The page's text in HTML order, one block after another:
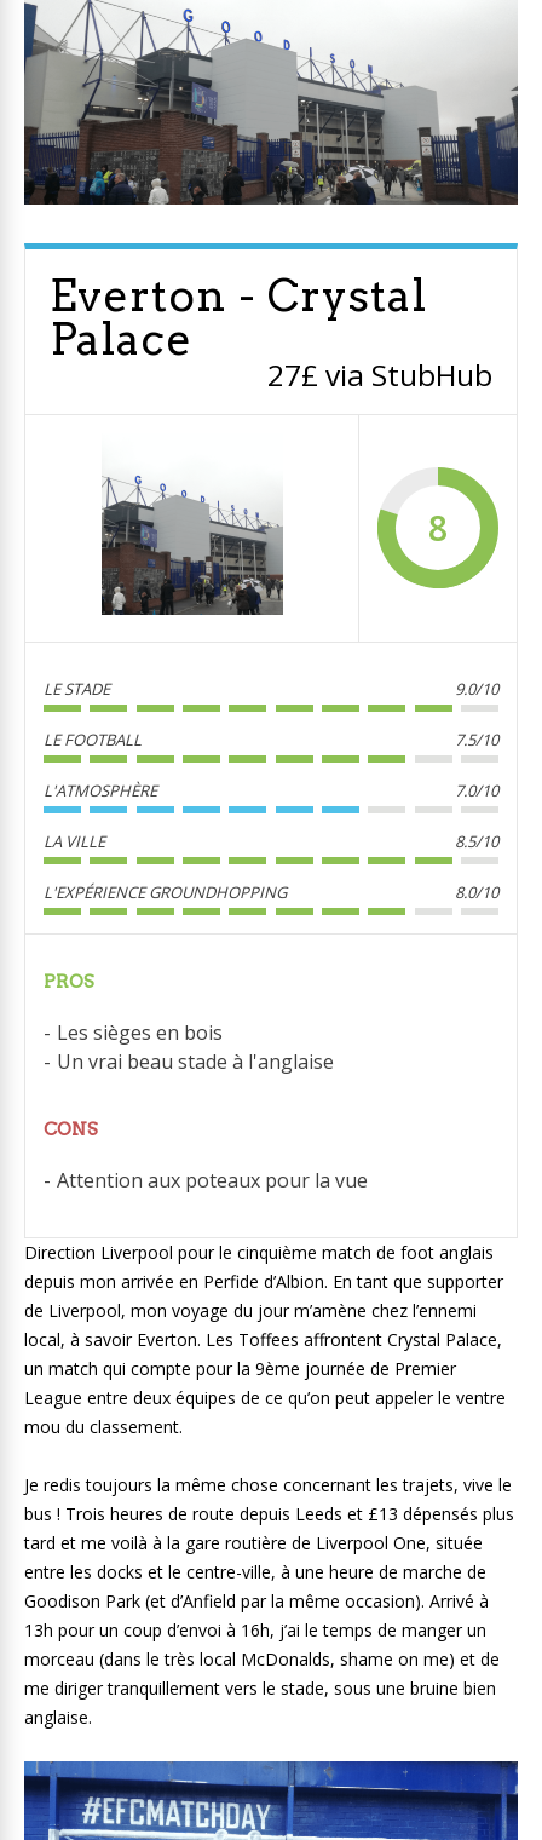
Everton - Crystal
Palace
27£ via StubHub
8
LE STADE 9.0/10
LE FOOTBALL 7.5/10
L'ATMOSPHÈRE 7.0/10
LA VILLE 8.5/10
L'EXPÉRIENCE GROUNDHOPPING 8.0/10
PROS
Les sièges en bois
Un vrai beau stade à l'anglaise
CONS
Attention aux poteaux pour la vue
Direction Liverpool pour le cinquième match de foot anglais
depuis mon arrivée en Perfide d’Albion. En tant que supporter
de Liverpool, mon voyage du jour m’amène chez l’ennemi
local, à savoir Everton. Les Toffees affrontent Crystal Palace,
un match qui compte pour la 9ème journée de Premier
League entre deux équipes de ce qu’on peut appeler le ventre
mou du classement.
Je redis toujours la même chose concernant les trajets, vive le
bus ! Trois heures de route depuis Leeds et £13 dépensés plus
tard et me voilà à la gare routière de Liverpool One, située
entre les docks et le centre-ville, à une heure de marche de
Goodison Park (et d’Anfield par la même occasion). Arrivé à
13h pour un coup d’envoi à 16h, j’ai le temps de manger un
morceau (dans le très local McDonalds, shame on me) et de
me diriger tranquillement vers le stade, sous une bruine bien
anglaise.